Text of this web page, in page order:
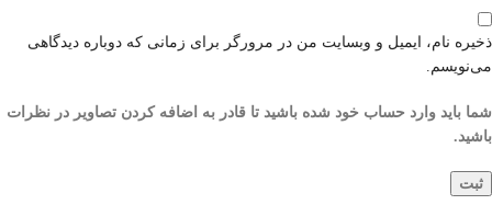
ذخیره نام، ایمیل و وبسایت من در مرورگر برای زمانی که دوباره دیدگاهی
می‌نویسم.
شما باید وارد حساب خود شده باشید تا قادر به اضافه کردن تصاویر در نظرات
باشید.